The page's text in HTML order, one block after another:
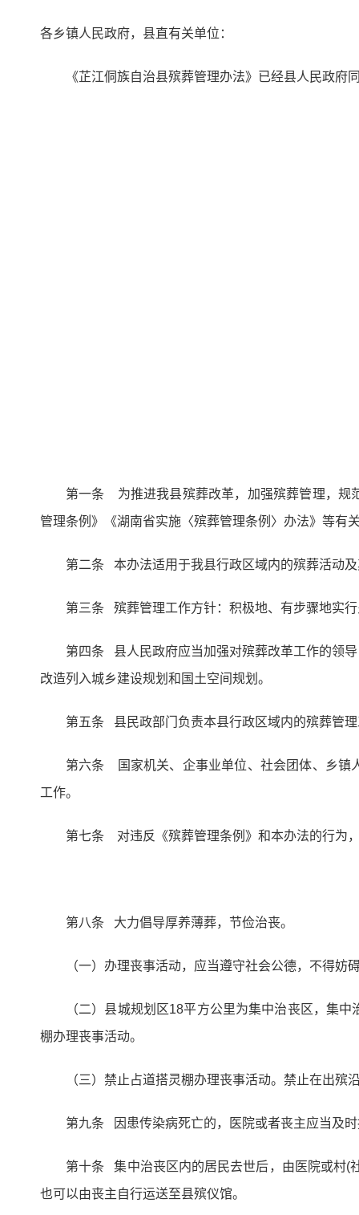
各乡镇人民政府，县直有关单位：
《芷江侗族自治县殡葬管理办法》已经县人民政
第一条 为推进我县殡葬改革，加强殡葬管理，规
管理条例》《湖南省实施〈殡葬管理条例〉办法》等有
第二条 本办法适用于我县行政区域内的殡葬活动
第三条 殡葬管理工作方针：积极地、有步骤地实
第四条 县人民政府应当加强对殡葬改革工作的领
改造列入城乡建设规划和国土空间规划。
第五条 县民政部门负责本县行政区域内的殡葬管
第六条 国家机关、企事业单位、社会团体、乡镇
工作。
第七条 对违反《殡葬管理条例》和本办法的行为
第八条 大力倡导厚养薄葬，节俭治丧。
（一）办理丧事活动，应当遵守社会公德，不得
（二）县城规划区18平方公里为集中治丧区，集
棚办理丧事活动。
（三）禁止占道搭灵棚办理丧事活动。禁止在出殡
第九条 因患传染病死亡的，医院或者丧主应当及
第十条 集中治丧区内的居民去世后，由医院或村(
也可以由丧主自行运送至县殡仪馆。